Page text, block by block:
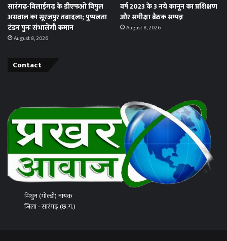
सारंगढ़-बिलाईगढ़ के डीएफओ विपुल
अग्रवाल का सूरजपुर तबादला; पुष्पलता
टंडन पुनः संभालेंगी कमान
August 8, 2026
वर्ष 2023 के 3 नये कानून का प्रशिक्षण
और समीक्षा बैठक सम्पन्न
August 8, 2026
Contact
मिथुन (गोल्डी) नायक
जिला - सारंगढ़ (छ.ग.)